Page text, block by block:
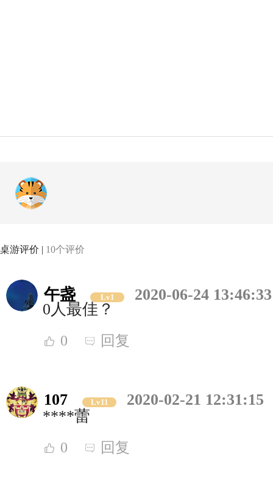
桌游评价 | 10个评价
午盏 Lv1
2020-06-24 13:46:33
0人最佳？
0 回复
107 Lv11
2020-02-21 12:31:15
****蕾
0 回复